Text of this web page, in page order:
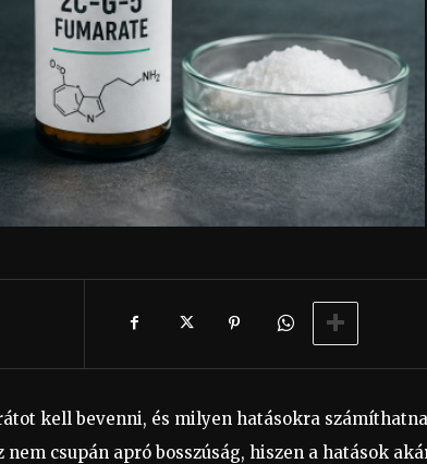
kell bevenni, és milyen hatásokra
csupán apró bosszúság, hiszen a hatások